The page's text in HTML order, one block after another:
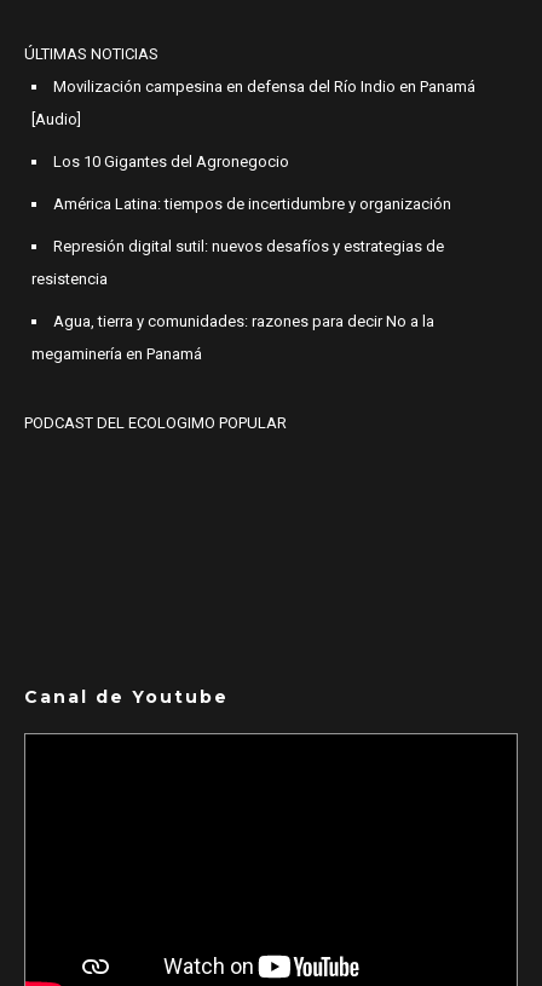
ÚLTIMAS NOTICIAS
Movilización campesina en defensa del Río Indio en Panamá
[Audio]
Los 10 Gigantes del Agronegocio
América Latina: tiempos de incertidumbre y organización
Represión digital sutil: nuevos desafíos y estrategias de
resistencia
Agua, tierra y comunidades: razones para decir No a la
megaminería en Panamá
PODCAST DEL ECOLOGIMO POPULAR
Canal de Youtube